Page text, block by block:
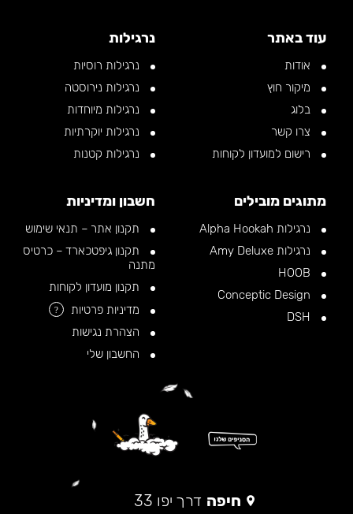
עוד באתר
אודות
מיקור חוץ
בלוג
צרו קשר
רישום למועדון לקוחות
נרגילות
נרגילות רוסיות
נרגילות נירוסטה
נרגילות מיוחדות
נרגילות יוקרתיות
נרגילות קטנות
מתוגים מובילים
נרגילות Alpha Hookah
נרגילות Amy Deluxe
חשבון ומדיניות
תקנון אתר – תנאי שימוש
תקנון גיפטכארד – כרטיס
מתנה
תקנון מועדון לקוחות
מדיניות פרטיות
?
הצהרת נגישות
החשבון שלי
חיפה דרך יפו 33